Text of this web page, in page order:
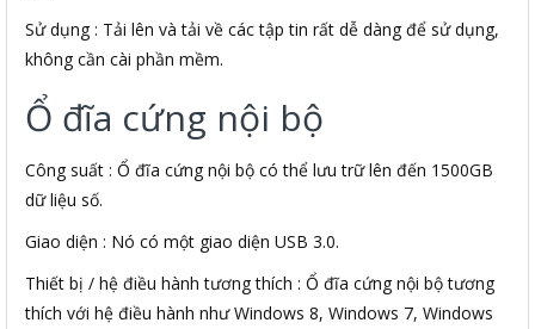
Sử dụng : Tải lên và tải về các tập tin rất dễ dàng để sử dụng,
không cần cài phần mềm.
Ổ đĩa cứng nội bộ
Công suất : Ổ đĩa cứng nội bộ có thể lưu trữ lên đến 1500GB
dữ liệu số.
Giao diện : Nó có một giao diện USB 3.0.
Thiết bị / hệ điều hành tương thích : Ổ đĩa cứng nội bộ tương
thích với hệ điều hành như Windows 8, Windows 7, Windows